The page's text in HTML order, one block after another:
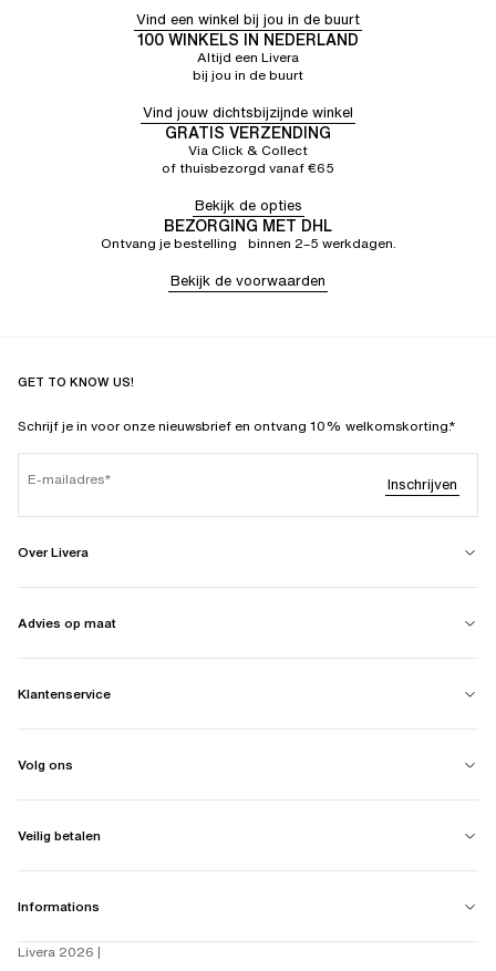
Vind een winkel bij jou in de buurt
100 WINKELS IN NEDERLAND
Altijd een Livera
bij jou in de buurt
Vind jouw dichtsbijzijnde winkel
GRATIS VERZENDING
Via Click & Collect
of thuisbezorgd vanaf €65
Bekijk de opties
BEZORGING MET DHL
Ontvang je bestelling binnen 2–5 werkdagen.
Bekijk de voorwaarden
GET TO KNOW US!
Schrijf je in voor onze nieuwsbrief en ontvang 10% welkomskorting.*
E-mailadres Inschrijven
Over Livera
Advies op maat
Klantenservice
Volg ons
Veilig betalen
Informations
Livera 2026 |